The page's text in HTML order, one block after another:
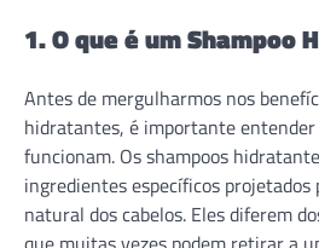
1. O que é um Shampoo
Antes de mergulharmos nos
hidratantes, é importante entender
funcionam. Os shampoos
ingredientes específicos
natural dos cabelos. Eles diferem